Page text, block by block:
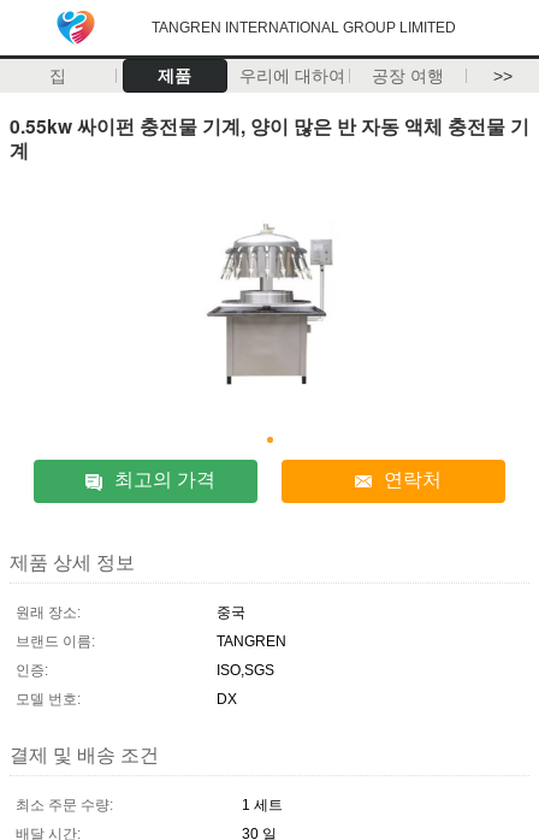
TANGREN INTERNATIONAL GROUP LIMITED
집 제품 우리에 대하여 공장 여행 >>
0.55kw 싸이펀 충전물 기계, 양이 많은 반 자동 액체 충전물 기
계
최고의 가격 연락처
제품 상세 정보
원래 장소:
중국
브랜드 이름:
TANGREN
인증:
ISO,SGS
모델 번호:
DX
결제 및 배송 조건
최소 주문 수량:
1 세트
배달 시간:
30 일